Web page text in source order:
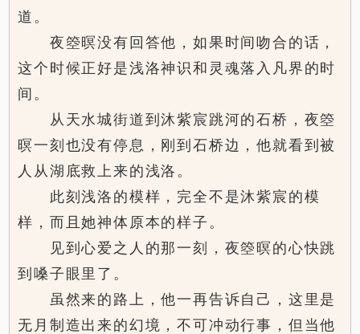
道。
夜箜暝没有回答他，如果时间吻合的话，
这个时候正好是浅洛神识和灵魂落入凡界的时
间。
从天水城街道到沐紫宸跳河的石桥，夜箜
暝一刻也没有停息，刚到石桥边，他就看到被
人从湖底救上来的浅洛。
此刻浅洛的模样，完全不是沐紫宸的模
样，而且她神体原本的样子。
见到心爱之人的那一刻，夜箜暝的心快跳
到嗓子眼里了。
虽然来的路上，他一再告诉自己，这里是
无月制造出来的幻境，不可冲动行事，但当他